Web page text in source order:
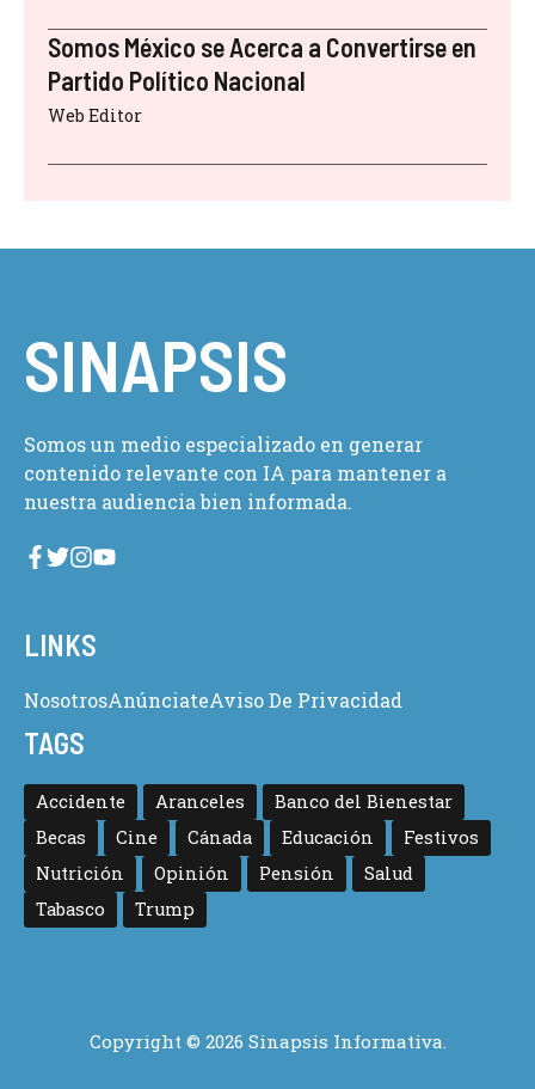
Somos México se Acerca a Convertirse en
Partido Político Nacional
Web Editor
SINAPSIS
Somos un medio especializado en generar
contenido relevante con IA para mantener a
nuestra audiencia bien informada.
LINKS
NosotrosAnúnciateAviso De Privacidad
TAGS
Accidente Aranceles
Banco del Bienestar
Becas
Cine Cánada Educación
Festivos
Nutrición
Opinión Pensión
Salud
Tabasco
Trump
Copyright © 2026 Sinapsis Informativa.